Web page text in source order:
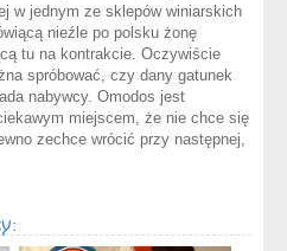
w jednym ze sklepów winiarskich
nieźle po polsku żonę
tu na kontrakcie. Oczywiście
spróbować, czy dany gatunek
nabywcy. Omodos jest
miejscem, że nie chce się
zechce wrócić przy następnej,